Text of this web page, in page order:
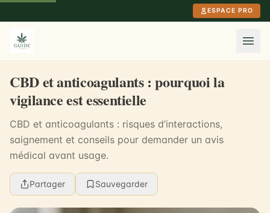
ESPACE PRO
CBD et anticoagulants : pourquoi la
vigilance est essentielle
CBD et anticoagulants : risques d’interactions,
saignement et conseils pour demander un avis
médical avant usage.
Partager Sauvegarder